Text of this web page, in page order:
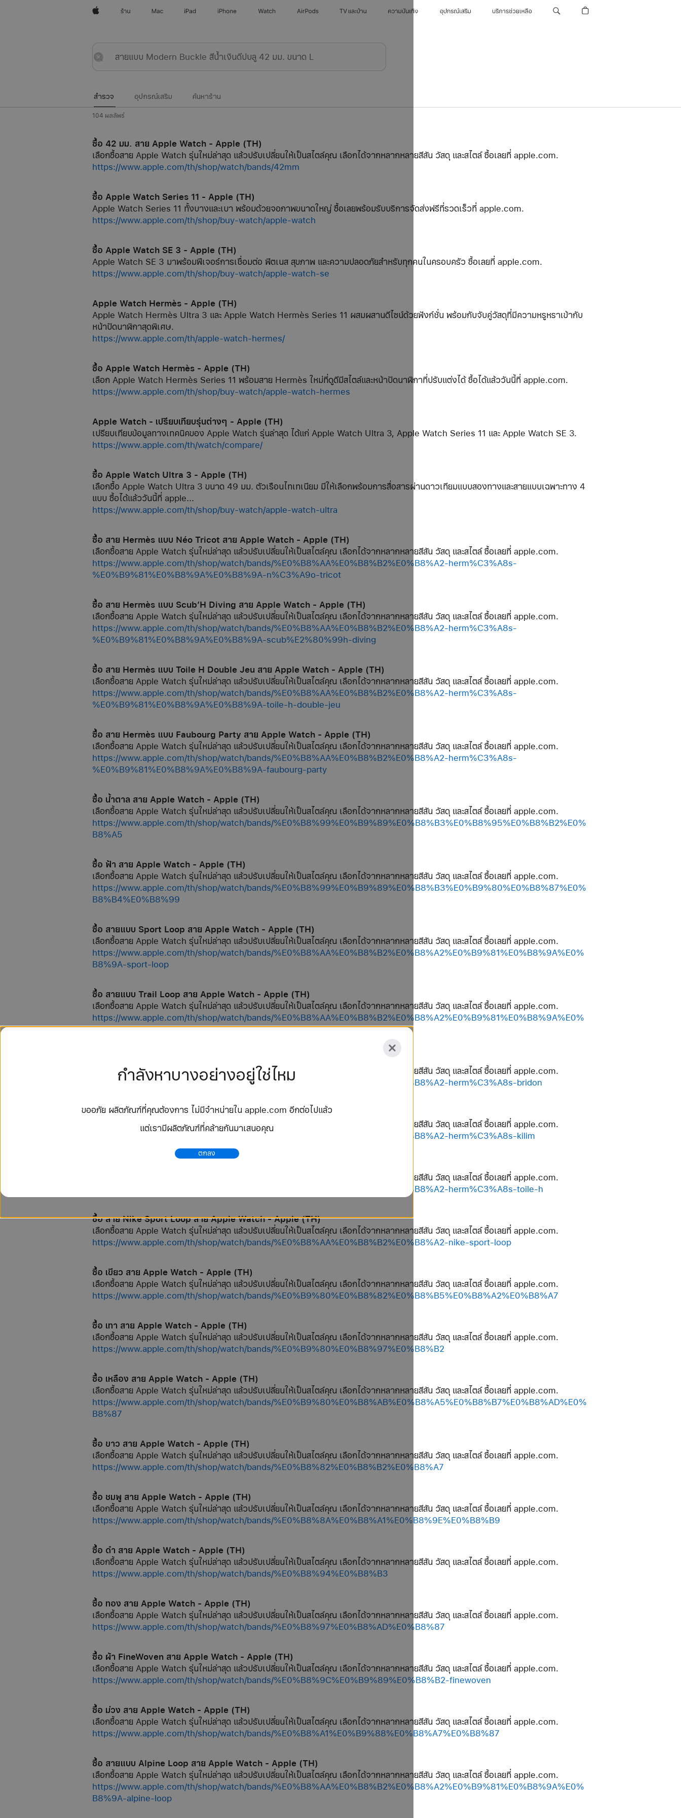
Appleร้าน Mac iPad iPhone Watch AirPods TV และบ้าน ความบันเทิง อุปกรณ์เสริม บริการช่วยเหลือ
ส่ง
รีเซ็ต
สำรวจ อุปกรณ์เสริม ค้นหาร้าน
104 ผลลัพธ์
ซื้อ 42 มม. สาย Apple Watch - Apple (TH)
เลือกซื้อสาย Apple Watch รุ่นใหม่ล่าสุด แล้วปรับเปลี่ยนให้เป็นสไตล์คุณ เลือกได้จากหลากหลายสีสัน วัสดุ และสไตล์ ซื้อเลยที่ apple.com.
https://www.apple.com/th/shop/watch/bands/42mm
ซื้อ Apple Watch Series 11 - Apple (TH)
Apple Watch Series 11 ทั้งบางและเบา พร้อมด้วยจอภาพขนาดใหญ่ ซื้อเลยพร้อมรับบริการจัดส่งฟรีที่รวดเร็วที่ apple.com.
https://www.apple.com/th/shop/buy-watch/apple-watch
ซื้อ Apple Watch SE 3 - Apple (TH)
Apple Watch SE 3 มาพร้อมฟีเจอร์การเชื่อมต่อ ฟิตเนส สุขภาพ และความปลอดภัยสำหรับทุกคนในครอบครัว ซื้อเลยที่ apple.com.
https://www.apple.com/th/shop/buy-watch/apple-watch-se
Apple Watch Hermès - Apple (TH)
Apple Watch Hermès Ultra 3 และ Apple Watch Hermès Series 11 ผสมผสานดีไซน์ด้วยฟังก์ชั่น พร้อมกับจับคู่วัสดุที่มีความหรูหราเข้ากับ
หน้าปัดนาฬิกาสุดพิเศษ.
https://www.apple.com/th/apple-watch-hermes/
ซื้อ Apple Watch Hermès - Apple (TH)
เลือก Apple Watch Hermès Series 11 พร้อมสาย Hermès ใหม่ที่ดูดีมีสไตล์และหน้าปัดนาฬิกาที่ปรับแต่งได้ ซื้อได้แล้ววันนี้ที่ apple.com.
https://www.apple.com/th/shop/buy-watch/apple-watch-hermes
Apple Watch - เปรียบเทียบรุ่นต่างๆ - Apple (TH)
เปรียบเทียบข้อมูลทางเทคนิคของ Apple Watch รุ่นล่าสุด ได้แก่ Apple Watch Ultra 3, Apple Watch Series 11 และ Apple Watch SE 3.
https://www.apple.com/th/watch/compare/
ซื้อ Apple Watch Ultra 3 - Apple (TH)
เลือกซื้อ Apple Watch Ultra 3 ขนาด 49 มม. ตัวเรือนไทเทเนียม มีให้เลือกพร้อมการสื่อสารผ่านดาวเทียมแบบสองทางและสายแบบเฉพาะทาง 4
แบบ ซื้อได้แล้ววันนี้ที่ apple...
https://www.apple.com/th/shop/buy-watch/apple-watch-ultra
ซื้อ สาย Hermès แบบ Néo Tricot สาย Apple Watch - Apple (TH)
เลือกซื้อสาย Apple Watch รุ่นใหม่ล่าสุด แล้วปรับเปลี่ยนให้เป็นสไตล์คุณ เลือกได้จากหลากหลายสีสัน วัสดุ และสไตล์ ซื้อเลยที่ apple.com.
https://www.apple.com/th/shop/watch/bands/%E0%B8%AA%E0%B8%B2%E0%B8%A2-herm%C3%A8s-
%E0%B9%81%E0%B8%9A%E0%B8%9A-n%C3%A9o-tricot
ซื้อ สาย Hermès แบบ Scub’H Diving สาย Apple Watch - Apple (TH)
เลือกซื้อสาย Apple Watch รุ่นใหม่ล่าสุด แล้วปรับเปลี่ยนให้เป็นสไตล์คุณ เลือกได้จากหลากหลายสีสัน วัสดุ และสไตล์ ซื้อเลยที่ apple.com.
https://www.apple.com/th/shop/watch/bands/%E0%B8%AA%E0%B8%B2%E0%B8%A2-herm%C3%A8s-
%E0%B9%81%E0%B8%9A%E0%B8%9A-scub%E2%80%99h-diving
ซื้อ สาย Hermès แบบ Toile H Double Jeu สาย Apple Watch - Apple (TH)
เลือกซื้อสาย Apple Watch รุ่นใหม่ล่าสุด แล้วปรับเปลี่ยนให้เป็นสไตล์คุณ เลือกได้จากหลากหลายสีสัน วัสดุ และสไตล์ ซื้อเลยที่ apple.com.
https://www.apple.com/th/shop/watch/bands/%E0%B8%AA%E0%B8%B2%E0%B8%A2-herm%C3%A8s-
%E0%B9%81%E0%B8%9A%E0%B8%9A-toile-h-double-jeu
ซื้อ สาย Hermès แบบ Faubourg Party สาย Apple Watch - Apple (TH)
เลือกซื้อสาย Apple Watch รุ่นใหม่ล่าสุด แล้วปรับเปลี่ยนให้เป็นสไตล์คุณ เลือกได้จากหลากหลายสีสัน วัสดุ และสไตล์ ซื้อเลยที่ apple.com.
https://www.apple.com/th/shop/watch/bands/%E0%B8%AA%E0%B8%B2%E0%B8%A2-herm%C3%A8s-
%E0%B9%81%E0%B8%9A%E0%B8%9A-faubourg-party
ซื้อ น้ำตาล สาย Apple Watch - Apple (TH)
เลือกซื้อสาย Apple Watch รุ่นใหม่ล่าสุด แล้วปรับเปลี่ยนให้เป็นสไตล์คุณ เลือกได้จากหลากหลายสีสัน วัสดุ และสไตล์ ซื้อเลยที่ apple.com.
https://www.apple.com/th/shop/watch/bands/%E0%B8%99%E0%B9%89%E0%B8%B3%E0%B8%95%E0%B8%B2%E0%
B8%A5
ซื้อ ฟ้า สาย Apple Watch - Apple (TH)
เลือกซื้อสาย Apple Watch รุ่นใหม่ล่าสุด แล้วปรับเปลี่ยนให้เป็นสไตล์คุณ เลือกได้จากหลากหลายสีสัน วัสดุ และสไตล์ ซื้อเลยที่ apple.com.
https://www.apple.com/th/shop/watch/bands/%E0%B8%99%E0%B9%89%E0%B8%B3%E0%B9%80%E0%B8%87%E0%
B8%B4%E0%B8%99
ซื้อ สายแบบ Sport Loop สาย Apple Watch - Apple (TH)
เลือกซื้อสาย Apple Watch รุ่นใหม่ล่าสุด แล้วปรับเปลี่ยนให้เป็นสไตล์คุณ เลือกได้จากหลากหลายสีสัน วัสดุ และสไตล์ ซื้อเลยที่ apple.com.
https://www.apple.com/th/shop/watch/bands/%E0%B8%AA%E0%B8%B2%E0%B8%A2%E0%B9%81%E0%B8%9A%E0%
B8%9A-sport-loop
ซื้อ สายแบบ Trail Loop สาย Apple Watch - Apple (TH)
เลือกซื้อสาย Apple Watch รุ่นใหม่ล่าสุด แล้วปรับเปลี่ยนให้เป็นสไตล์คุณ เลือกได้จากหลากหลายสีสัน วัสดุ และสไตล์ ซื้อเลยที่ apple.com.
https://www.apple.com/th/shop/watch/bands/%E0%B8%AA%E0%B8%B2%E0%B8%A2%E0%B9%81%E0%B8%9A%E0%
B8%9A-trail-loop
เลือกซื้อสาย Apple Watch รุ่นใหม่ล่าสุด แล้วปรับเปลี่ยนให้เป็นสไตล์คุณ เลือกได้จากหลากหลายสีสัน วัสดุ และสไตล์ ซื้อเลยที่ apple.com.
https://www.apple.com/th/shop/watch/bands/%E0%B8%AA%E0%B8%B2%E0%B8%A2-herm%C3%A8s-bridon
ซื้อ สาย Hermès Kilim สาย Apple Watch - Apple (TH)
เลือกซื้อสาย Apple Watch รุ่นใหม่ล่าสุด แล้วปรับเปลี่ยนให้เป็นสไตล์คุณ เลือกได้จากหลากหลายสีสัน วัสดุ และสไตล์ ซื้อเลยที่ apple.com.
https://www.apple.com/th/shop/watch/bands/%E0%B8%AA%E0%B8%B2%E0%B8%A2-herm%C3%A8s-kilim
เลือกซื้อสาย Apple Watch รุ่นใหม่ล่าสุด แล้วปรับเปลี่ยนให้เป็นสไตล์คุณ เลือกได้จากหลากหลายสีสัน วัสดุ และสไตล์ ซื้อเลยที่ apple.com.
https://www.apple.com/th/shop/watch/bands/%E0%B8%AA%E0%B8%B2%E0%B8%A2-herm%C3%A8s-toile-h
ซื้อ สาย Nike Sport Loop สาย Apple Watch - Apple (TH)
เลือกซื้อสาย Apple Watch รุ่นใหม่ล่าสุด แล้วปรับเปลี่ยนให้เป็นสไตล์คุณ เลือกได้จากหลากหลายสีสัน วัสดุ และสไตล์ ซื้อเลยที่ apple.com.
https://www.apple.com/th/shop/watch/bands/%E0%B8%AA%E0%B8%B2%E0%B8%A2-nike-sport-loop
ซื้อ เขียว สาย Apple Watch - Apple (TH)
เลือกซื้อสาย Apple Watch รุ่นใหม่ล่าสุด แล้วปรับเปลี่ยนให้เป็นสไตล์คุณ เลือกได้จากหลากหลายสีสัน วัสดุ และสไตล์ ซื้อเลยที่ apple.com.
https://www.apple.com/th/shop/watch/bands/%E0%B9%80%E0%B8%82%E0%B8%B5%E0%B8%A2%E0%B8%A7
ซื้อ เทา สาย Apple Watch - Apple (TH)
เลือกซื้อสาย Apple Watch รุ่นใหม่ล่าสุด แล้วปรับเปลี่ยนให้เป็นสไตล์คุณ เลือกได้จากหลากหลายสีสัน วัสดุ และสไตล์ ซื้อเลยที่ apple.com.
https://www.apple.com/th/shop/watch/bands/%E0%B9%80%E0%B8%97%E0%B8%B2
ซื้อ เหลือง สาย Apple Watch - Apple (TH)
เลือกซื้อสาย Apple Watch รุ่นใหม่ล่าสุด แล้วปรับเปลี่ยนให้เป็นสไตล์คุณ เลือกได้จากหลากหลายสีสัน วัสดุ และสไตล์ ซื้อเลยที่ apple.com.
https://www.apple.com/th/shop/watch/bands/%E0%B9%80%E0%B8%AB%E0%B8%A5%E0%B8%B7%E0%B8%AD%E0%
B8%87
ซื้อ ขาว สาย Apple Watch - Apple (TH)
เลือกซื้อสาย Apple Watch รุ่นใหม่ล่าสุด แล้วปรับเปลี่ยนให้เป็นสไตล์คุณ เลือกได้จากหลากหลายสีสัน วัสดุ และสไตล์ ซื้อเลยที่ apple.com.
https://www.apple.com/th/shop/watch/bands/%E0%B8%82%E0%B8%B2%E0%B8%A7
ซื้อ ชมพู สาย Apple Watch - Apple (TH)
เลือกซื้อสาย Apple Watch รุ่นใหม่ล่าสุด แล้วปรับเปลี่ยนให้เป็นสไตล์คุณ เลือกได้จากหลากหลายสีสัน วัสดุ และสไตล์ ซื้อเลยที่ apple.com.
https://www.apple.com/th/shop/watch/bands/%E0%B8%8A%E0%B8%A1%E0%B8%9E%E0%B8%B9
ซื้อ ดำ สาย Apple Watch - Apple (TH)
เลือกซื้อสาย Apple Watch รุ่นใหม่ล่าสุด แล้วปรับเปลี่ยนให้เป็นสไตล์คุณ เลือกได้จากหลากหลายสีสัน วัสดุ และสไตล์ ซื้อเลยที่ apple.com.
https://www.apple.com/th/shop/watch/bands/%E0%B8%94%E0%B8%B3
ซื้อ ทอง สาย Apple Watch - Apple (TH)
เลือกซื้อสาย Apple Watch รุ่นใหม่ล่าสุด แล้วปรับเปลี่ยนให้เป็นสไตล์คุณ เลือกได้จากหลากหลายสีสัน วัสดุ และสไตล์ ซื้อเลยที่ apple.com.
https://www.apple.com/th/shop/watch/bands/%E0%B8%97%E0%B8%AD%E0%B8%87
ซื้อ ผ้า FineWoven สาย Apple Watch - Apple (TH)
เลือกซื้อสาย Apple Watch รุ่นใหม่ล่าสุด แล้วปรับเปลี่ยนให้เป็นสไตล์คุณ เลือกได้จากหลากหลายสีสัน วัสดุ และสไตล์ ซื้อเลยที่ apple.com.
https://www.apple.com/th/shop/watch/bands/%E0%B8%9C%E0%B9%89%E0%B8%B2-finewoven
ซื้อ ม่วง สาย Apple Watch - Apple (TH)
เลือกซื้อสาย Apple Watch รุ่นใหม่ล่าสุด แล้วปรับเปลี่ยนให้เป็นสไตล์คุณ เลือกได้จากหลากหลายสีสัน วัสดุ และสไตล์ ซื้อเลยที่ apple.com.
https://www.apple.com/th/shop/watch/bands/%E0%B8%A1%E0%B9%88%E0%B8%A7%E0%B8%87
ซื้อ สายแบบ Alpine Loop สาย Apple Watch - Apple (TH)
เลือกซื้อสาย Apple Watch รุ่นใหม่ล่าสุด แล้วปรับเปลี่ยนให้เป็นสไตล์คุณ เลือกได้จากหลากหลายสีสัน วัสดุ และสไตล์ ซื้อเลยที่ apple.com.
https://www.apple.com/th/shop/watch/bands/%E0%B8%AA%E0%B8%B2%E0%B8%A2%E0%B9%81%E0%B8%9A%E0%
B8%9A-alpine-loop
กำลังหาบางอย่างอยู่ใช่ไหม
ขออภัย ผลิตภัณฑ์ที่คุณต้องการ ไม่มีจำหน่ายใน apple.com อีกต่อไปแล้ว
แต่เรามีผลิตภัณฑ์ที่คล้ายกันมาเสนอคุณ
ตกลง